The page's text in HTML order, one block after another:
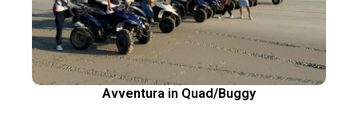
Avventura in Quad/Buggy